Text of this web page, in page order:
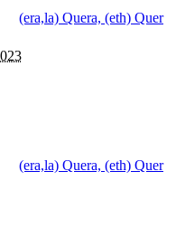
(era,la) Quera, (eth) Quer
(era,la) Quera, (eth) Quer